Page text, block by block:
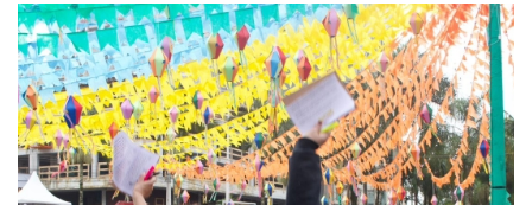
08/08/2026 | 07:00
Teatro Bruno Nitz terá concerto “Rock ao Piano” neste sábado
BALNEÁRIO CAMBORIÚ